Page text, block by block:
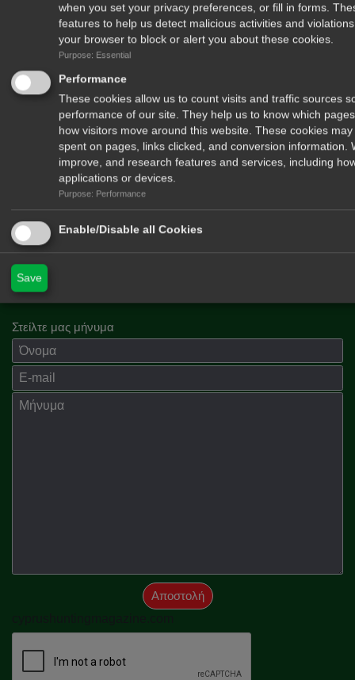
Δέχομαι να λαμβάνω newsletters από το περιοδικό Hunt & Shoot
Στείλτε μας μήνυμα
Όνομα
E-mail
Μήνημα
Αποστολή
when you set your privacy preferences, or fill in forms.
features to help us detect malicious activities and
your browser to block or alert you about these cookies.
Purpose: Essential
Performance
These cookies allow us to count visits and traffic sources
performance of our site. They help us to know which
how visitors move around this website. These cookies
spent on pages, links clicked, and conversion
improve, and research features and services, including
applications or devices.
Purpose: Performance
Enable/Disable all Cookies
Save